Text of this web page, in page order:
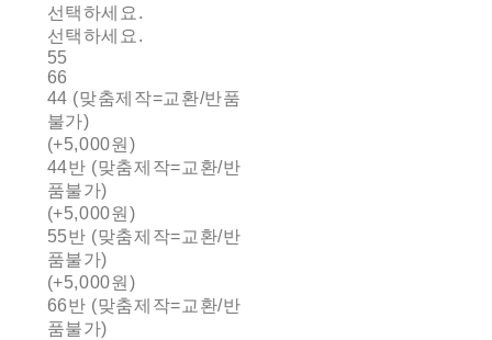
선택하세요.
선택하세요.
55
66
44 (맞춤제작=교환/반품
불가)
(+5,000원)
44반 (맞춤제작=교환/반
품불가)
(+5,000원)
55반 (맞춤제작=교환/반
품불가)
(+5,000원)
66반 (맞춤제작=교환/반
품불가)